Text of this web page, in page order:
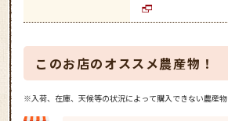
このお店のオススメ農産物！
※入荷、在庫、天候等の状況によって購入できない農産物